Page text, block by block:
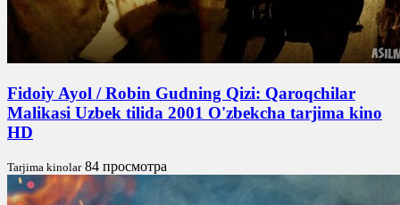
Fidoiy Ayol / Robin Gudning Qizi: Qaroqchilar
Malikasi Uzbek tilida 2001 O'zbekcha tarjima kino
HD
Tarjima kinolar 84 просмотра